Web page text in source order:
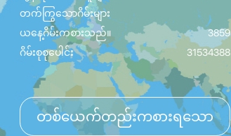
တက်ကြွသောဂိမ်းများ
ယနေ့ဂိမ်းကစားသည်။
3859
ဂိမ်းစုစုပေါင်း
31534388
တစ်ယေက်တည်းကစားရသော